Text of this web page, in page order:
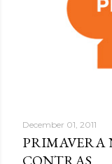
December 01, 2011
PRIMAVERA
CONTRAS